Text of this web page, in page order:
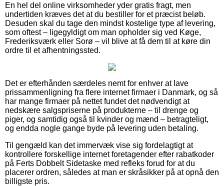
En hel del online virksomheder yder gratis fragt, men
undertiden kræves det at du bestiller for et præcist beløb.
Desuden skal du tage den mindst kostelige type af levering,
som oftest – ligegyldigt om man opholder sig ved Køge,
Frederiksværk eller Sorø – vil blive at få dem til at køre din
ordre til et afhentningssted.
Det er efterhånden særdeles nemt for enhver at lave
prissammenligning fra flere internet firmaer i Danmark, og så
har mange firmaer på nettet fundet det nødvendigt at
nedskære salgspriserne på produkterne – til drenge og
piger, og samtidig også til kvinder og mænd – betragteligt,
og endda nogle gange byde på levering uden betaling.
Til gengæld kan det immervæk vise sig fordelagtigt at
kontrollere forskellige internet foretagender efter rabatkoder
på Ferts Dobbelt Sidetaske med refleks forud for at du
placerer ordren, således at man er skråsikker på at opnå den
billigste pris.